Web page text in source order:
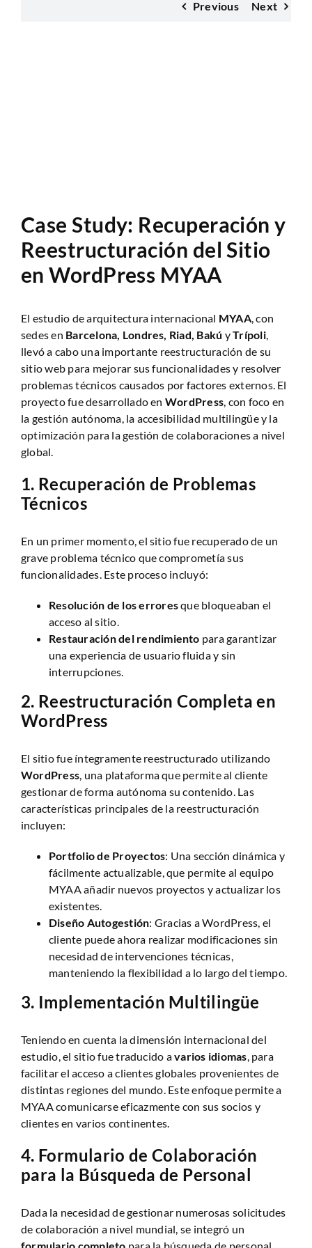
Previous Next
Case Study: Recuperación y
Reestructuración del Sitio
en WordPress MYAA
El estudio de arquitectura internacional MYAA, con
sedes en Barcelona, Londres, Riad, Bakú yTrípoli,
llevó a cabo una importante reestructuración de su
sitio web para mejorar sus funcionalidades y resolver
problemas técnicos causados por factores externos. El
proyecto fue desarrollado en WordPress, con foco en
la gestión autónoma, la accesibilidad multilingüe y la
optimización para la gestión de colaboraciones a nivel
global.
1. Recuperación de Problemas
Técnicos
En un primer momento, el sitio fue recuperado de un
grave problema técnico que comprometía sus
funcionalidades. Este proceso incluyó:
Resolución de los erroresque bloqueaban el
acceso al sitio.
Restauración del rendimiento para garantizar
una experiencia de usuario fluida y sin
interrupciones.
2. Reestructuración Completa en
WordPress
El sitio fue íntegramente reestructurado utilizando
WordPress, una plataforma que permite al cliente
gestionar de forma autónoma su contenido. Las
características principales de la reestructuración
incluyen:
Portfolio de Proyectos: Una sección dinámica y
fácilmente actualizable, que permite al equipo
MYAA añadir nuevos proyectos y actualizar los
existentes.
Diseño Autogestión: Gracias a WordPress, el
cliente puede ahora realizar modificaciones sin
necesidad de intervenciones técnicas,
manteniendo la flexibilidad a lo largo del tiempo.
3. Implementación Multilingüe
Teniendo en cuenta la dimensión internacional del
estudio, el sitio fue traducido avarios idiomas, para
facilitar el acceso a clientes globales provenientes de
distintas regiones del mundo. Este enfoque permite a
MYAA comunicarse eficazmente con sus socios y
clientes en varios continentes.
4. Formulario de Colaboración
para la Búsqueda de Personal
Dada la necesidad de gestionar numerosas solicitudes
de colaboración a nivel mundial, se integró un